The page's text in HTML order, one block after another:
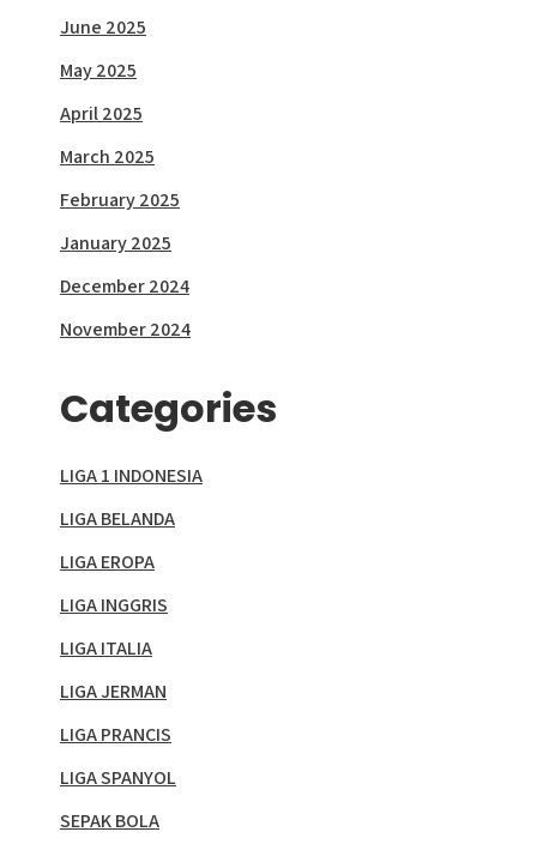
June 2025
May 2025
April 2025
March 2025
February 2025
January 2025
December 2024
November 2024
Categories
LIGA 1 INDONESIA
LIGA BELANDA
LIGA EROPA
LIGA INGGRIS
LIGA ITALIA
LIGA JERMAN
LIGA PRANCIS
LIGA SPANYOL
SEPAK BOLA